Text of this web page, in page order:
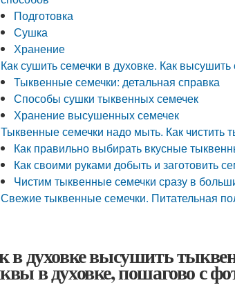
Подготовка
Сушка
Хранение
Как сушить семечки в духовке. Как
Тыквенные семечки: детальная справка
Способы сушки тыквенных семечек
Хранение высушенных семечек
Тыквенные семечки надо мыть. Как чистить
Как правильно выбирать вкусные
Как своими руками добыть и заготовить
Чистим тыквенные семечки сразу в
Свежие тыквенные семечки. Питательная
в духовке высушить
в духовке, пошагово с